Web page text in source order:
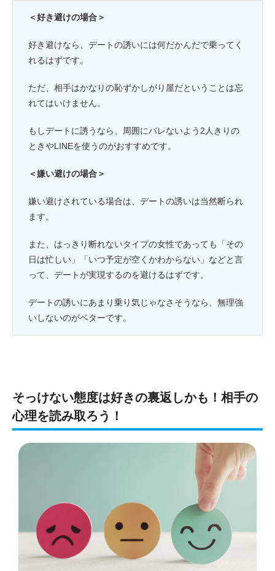
＜好き避けの場合＞
好き避けなら、デートの誘いには何だかんだで乗ってく
れるはずです。
ただ、相手はかなりの恥ずかしがり屋だということは忘
れてはいけません。
もしデートに誘うなら、周囲にバレないよう2人きりの
ときやLINEを使うのがおすすめです。
＜嫌い避けの場合＞
嫌い避けされている場合は、デートの誘いは当然断られ
ます。
また、はっきり断れないタイプの女性であっても「その
日は忙しい」「いつ予定が空くかわからない」などと言
って、デートが実現するのを避けるはずです。
デートの誘いにあまり乗り気じゃなさそうなら、無理強
いしないのがベターです。
そっけない態度は好きの裏返しかも！相手の
心理を読み取ろう！